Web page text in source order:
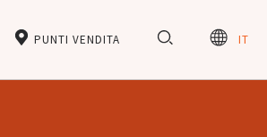
PUNTI VENDITA IT